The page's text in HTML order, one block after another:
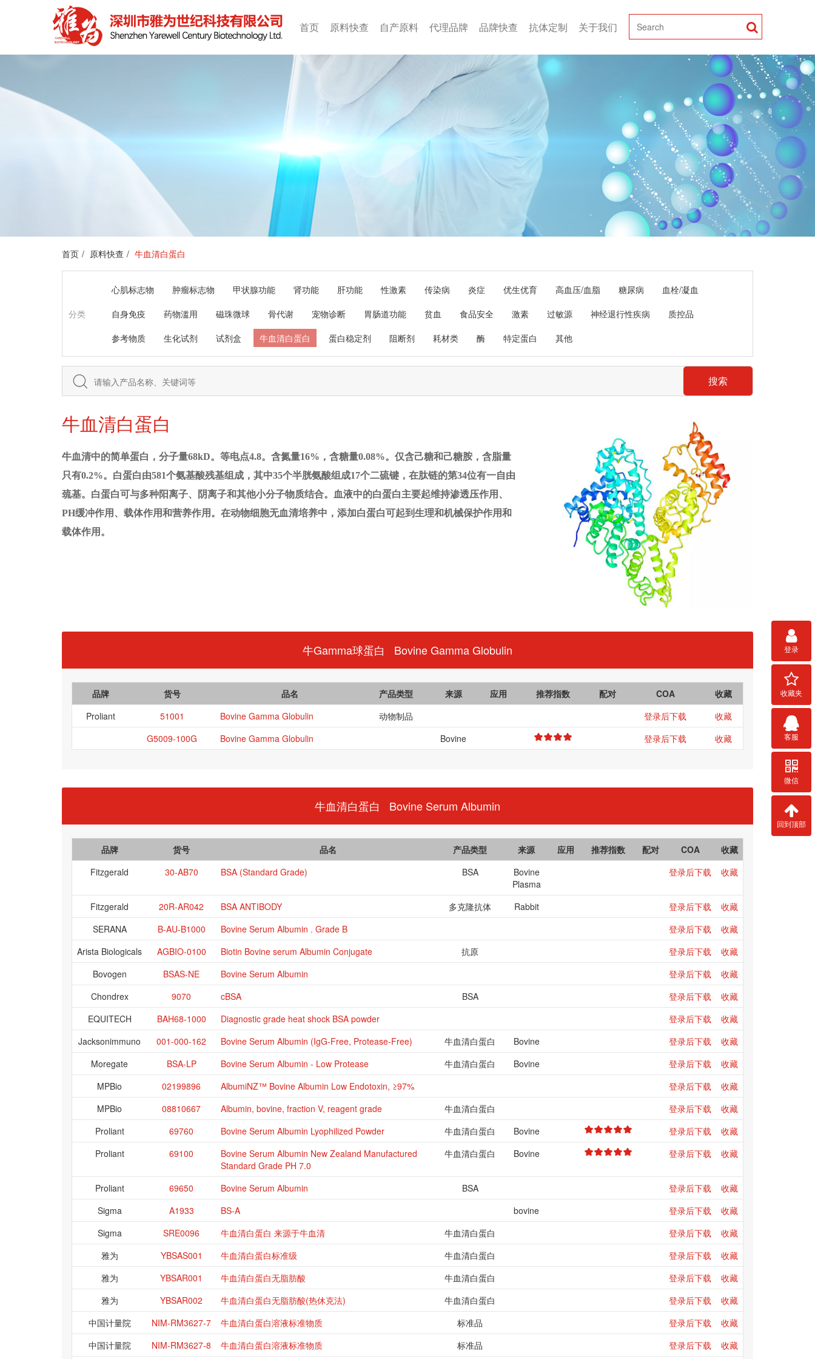
首页 原料快查 自产原料 代理品牌 品牌快查 抗体定制 关于我们
首页 原料快查 牛血清白蛋白
分类
心肌标志物 肿瘤标志物 甲状腺功能 肾功能 肝功能 性激素 传染病 炎症 优生优育 高血压/血脂 糖尿病
血栓/凝血
自身免疫
药物滥用 磁珠微球 骨代谢 宠物诊断 胃肠道功能 贫血 食品安全 激素 过敏源 神经退行性疾病
质控品
参考物质
生化试剂 试剂盒 牛血清白蛋白 蛋白稳定剂 阻断剂 耗材类 酶 特定蛋白 其他
搜索
牛血清白蛋白
牛血清中的简单蛋白，分子量68kD。等电点4.8。含氮量16%，含糖量0.08%。仅含己糖和己糖胺，含脂量
只有0.2%。白蛋白由581个氨基酸残基组成，其中35个半胱氨酸组成17个二硫键，在肽链的第34位有一自由
巯基。白蛋白可与多种阳离子、阴离子和其他小分子物质结合。血液中的白蛋白主要起维持渗透压作用、
PH缓冲作用、载体作用和营养作用。在动物细胞无血清培养中，添加白蛋白可起到生理和机械保护作用和
载体作用 。
牛Gamma球蛋白 Bovine Gamma Globulin
品牌 货号 品名 产品类型 来源 应用 推荐指数 配对 COA
收藏
Proliant
51001 Bovine Gamma Globulin 动物制品 登录后下载
收藏
G5009-100G
Bovine Gamma Globulin Bovine 登录后下载 收藏
牛血清白蛋白 Bovine Serum Albumin
品牌 货号 品名 产品类型 来源 应用 推荐指数 配对 COA
收藏
Fitzgerald
30-AB70 BSA (Standard Grade) BSA
Bovine
Plasma
登录后下载 收藏
Fitzgerald 20R-AR042 BSA ANTIBODY 多克隆抗体 Rabbit 登录后下载
收藏
SERANA
B-AU-B1000 Bovine Serum Albumin . Grade B 登录后下载
收藏
Arista Biologicals
AGBIO-0100 Biotin Bovine serum Albumin Conjugate 抗原 登录后下载
收藏
Bovogen
BSAS-NE Bovine Serum Albumin 登录后下载
收藏
Chondrex
9070 cBSA BSA 登录后下载
收藏
EQUITECH
BAH68-1000 Diagnostic grade heat shock BSA powder 登录后下载
收藏
Jacksonimmuno
001-000-162 Bovine Serum Albumin (IgG-Free, Protease-Free) 牛血清白蛋白 Bovine 登录后下载
收藏
Moregate
BSA-LP Bovine Serum Albumin - Low Protease 牛血清白蛋白 Bovine 登录后下载
收藏
MPBio
02199896 AlbumiNZ™ Bovine Albumin Low Endotoxin, ≥97% 登录后下载
收藏
MPBio
08810667 Albumin, bovine, fraction V, reagent grade 牛血清白蛋白 登录后下载
收藏
Proliant
69760 Bovine Serum Albumin Lyophilized Powder 牛血清白蛋白 Bovine 登录后下载
收藏
Proliant
69100
Bovine Serum Albumin New Zealand Manufactured
Standard Grade PH 7.0
牛血清白蛋白 Bovine 登录后下载 收藏
Proliant 69650 Bovine Serum Albumin BSA 登录后下载
收藏
Sigma
A1933 BS-A bovine 登录后下载
收藏
Sigma
SRE0096 牛血清白蛋白 来源于牛血清 牛血清白蛋白 登录后下载
收藏
雅为
YBSAS001 牛血清白蛋白标准级 牛血清白蛋白 登录后下载
收藏
雅为
YBSAR001 牛血清白蛋白无脂肪酸 牛血清白蛋白 登录后下载
收藏
雅为
YBSAR002 牛血清白蛋白无脂肪酸(热休克法) 牛血清白蛋白 登录后下载
收藏
中国计量院
NIM-RM3627-7 牛血清白蛋白溶液标准物质 标准品 登录后下载
收藏
中国计量院
NIM-RM3627-8 牛血清白蛋白溶液标准物质 标准品 登录后下载 收藏
登录
收藏夹
客服
微信
回到顶部